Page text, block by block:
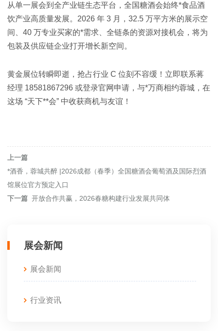
从单一展会到全产业链生态平台，全国糖酒会始终*食品酒
饮产业高质量发展。2026 年 3 月，32.5 万平方米的展示空
间、40 万专业买家的*需求、全链条的资源对接机会，将为
包装及供应链企业打开增长新空间。
黄金展位转瞬即逝，抢占行业 C 位刻不容缓！立即联系蒋
经理 18581867296 或登录官网申请，与*万商相约蓉城，在
这场 “天下**会” 中收获商机与友谊！
上一篇
*酒香，蓉城共醉 |2026成都（春季）全国糖酒会葡萄酒及国际烈酒
馆展位官方预定入口
下一篇 开放合作共赢，2026春糖构建行业发展共同体
展会新闻
展会新闻
行业资讯